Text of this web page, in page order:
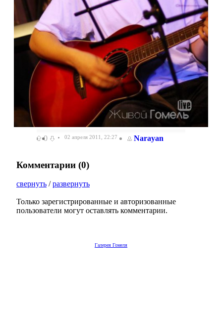
0 02 апреля 2011, 22:27 Narayan
Комментарии (0)
свернуть /развернуть
Только зарегистрированные и авторизованные
пользователи могут оставлять комментарии.
Галерея Гомеля